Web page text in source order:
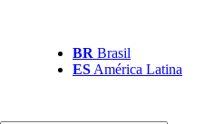
BR Brasil
ES América Latina